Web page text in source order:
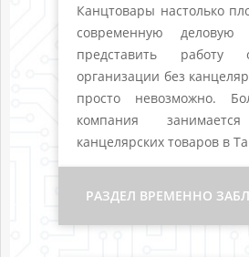
Канцтовары настолько
современную
представить
организации без
просто невозможно.
компания
канцелярских товаров в
РАЗДЕЛ ВРЕМЕННО